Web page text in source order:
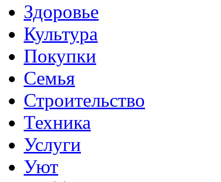
Здоровье
Культура
Покупки
Семья
Строительство
Техника
Услуги
Уют